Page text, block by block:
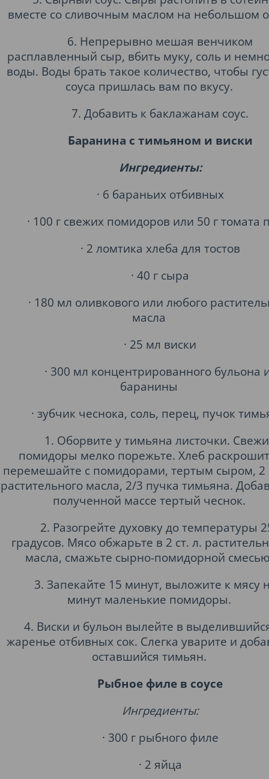
вместе со сливочным маслом на небольшом
6. Непрерывно мешая венчиком
расплавленный сыр, вбить муку, соль и
воды. Воды брать такое количество, чтобы
соуса пришлась вам по вкусу.
7. Добавить к баклажанам соус.
Баранина с тимьяном и виски
Ингредиенты:
· 6 бараньих отбивных
· 100 г свежих помидоров или 50 г томата
· 2 ломтика хлеба для тостов
· 40 г сыра
· 180 мл оливкового или любого
масла
· 25 мл виски
· 300 мл концентрированного бульона
баранины
· зубчик чеснока, соль, перец, пучок
1. Оборвите у тимьяна листочки.
помидоры мелко порежьте. Хлеб
перемешайте с помидорами, тертым сыром, 2
растительного масла, 2/3 пучка тимьяна.
полученной массе тертый чеснок.
2. Разогрейте духовку до температуры
градусов. Мясо обжарьте в 2 ст. л.
масла, смажьте сырно-помидорной
3. Запекайте 15 минут, выложите к мясу
минут маленькие помидоры.
4. Виски и бульон вылейте в
жаренье отбивных сок. Слегка уварите и
оставшийся тимьян.
Рыбное филе в соусе
Ингредиенты:
· 300 г рыбного филе
· 2 яйца